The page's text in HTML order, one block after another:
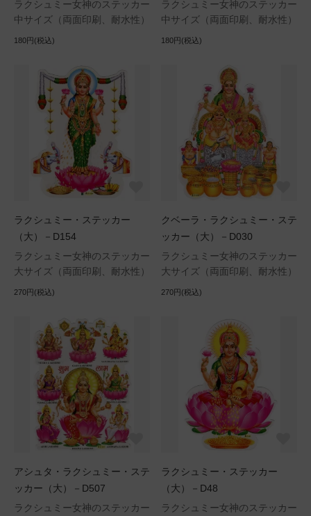
ラクシュミー女神のステッカー
中サイズ（両面印刷、耐水性）
180円(税込)
ラクシュミー女神のステッカー
中サイズ（両面印刷、耐水性）
180円(税込)
ラクシュミー・ステッカー
（大）－D154
ラクシュミー女神のステッカー
大サイズ（両面印刷、耐水性）
270円(税込)
クベーラ・ラクシュミー・ステ
ッカー（大）－D030
ラクシュミー女神のステッカー
大サイズ（両面印刷、耐水性）
270円(税込)
アシュタ・ラクシュミー・ステ
ッカー（大）－D507
ラクシュミー女神のステッカー
ラクシュミー・ステッカー
（大）－D48
ラクシュミー女神のステッカー